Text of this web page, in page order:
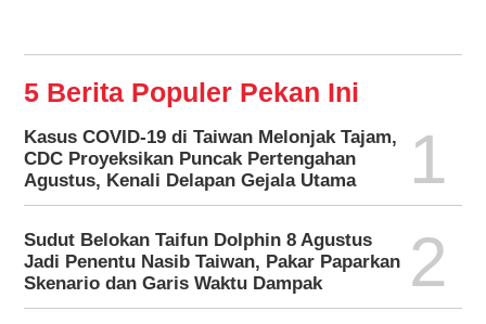
5 Berita Populer Pekan Ini
Kasus COVID-19 di Taiwan Melonjak Tajam,
CDC Proyeksikan Puncak Pertengahan
Agustus, Kenali Delapan Gejala Utama
1
Sudut Belokan Taifun Dolphin 8 Agustus
Jadi Penentu Nasib Taiwan, Pakar Paparkan
Skenario dan Garis Waktu Dampak
2